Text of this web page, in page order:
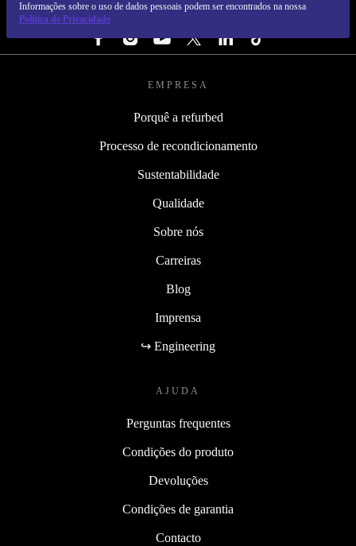
Informações sobre o uso de dados pessoais podem ser encontrados na nossa
Política de Privacidade
SEGUE-NOS
EMPRESA
Porquê a refurbed
Processo de recondicionamento
Sustentabilidade
Qualidade
Sobre nós
Carreiras
Blog
Imprensa
↪ Engineering
AJUDA
Perguntas frequentes
Condições do produto
Devoluções
Condições de garantia
Contacto